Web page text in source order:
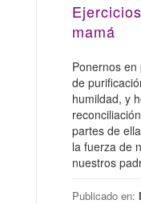
mamá
Ponernos
de
humildad, y
partes de
la fuerza de
nuestros
Publicado en: